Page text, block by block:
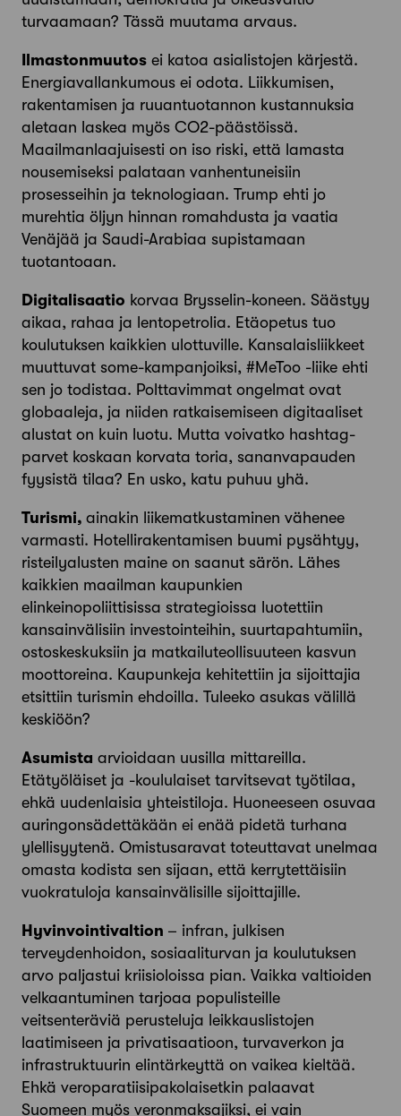
turvaamaan? Tässä muutama arvaus.
Ilmastonmuutos ei katoa asialistojen kärjestä.
Energiavallankumous ei odota. Liikkumisen,
rakentamisen ja ruuantuotannon kustannuksia
aletaan laskea myös CO2-päästöissä.
Maailmanlaajuisesti on iso riski, että lamasta
nousemiseksi palataan vanhentuneisiin
prosesseihin ja teknologiaan. Trump ehti jo
murehtia öljyn hinnan romahdusta ja vaatia
Venäjää ja Saudi-Arabiaa supistamaan
tuotantoaan.
Digitalisaatio korvaa Brysselin-koneen. Säästyy
aikaa, rahaa ja lentopetrolia. Etäopetus tuo
koulutuksen kaikkien ulottuville. Kansalaisliikkeet
muuttuvat some-kampanjoiksi, #MeToo -liike ehti
sen jo todistaa. Polttavimmat ongelmat ovat
globaaleja, ja niiden ratkaisemiseen digitaaliset
alustat on kuin luotu. Mutta voivatko hashtag-
parvet koskaan korvata toria, sananvapauden
fyysistä tilaa? En usko, katu puhuu yhä.
Turismi, ainakin liikematkustaminen vähenee
varmasti. Hotellirakentamisen buumi pysähtyy,
risteilyalusten maine on saanut särön. Lähes
kaikkien maailman kaupunkien
elinkeinopoliittisissa strategioissa luotettiin
kansainvälisiin investointeihin, suurtapahtumiin,
ostoskeskuksiin ja matkailuteollisuuteen kasvun
moottoreina. Kaupunkeja kehitettiin ja sijoittajia
etsittiin turismin ehdoilla. Tuleeko asukas välillä
keskiöön?
Asumista arvioidaan uusilla mittareilla.
Etätyöläiset ja -koululaiset tarvitsevat työtilaa,
ehkä uudenlaisia yhteistiloja. Huoneeseen osuvaa
auringonsädettäkään ei enää pidetä turhana
ylellisyytenä. Omistusaravat toteuttavat unelmaa
omasta kodista sen sijaan, että kerrytettäisiin
vuokratuloja kansainvälisille sijoittajille.
Hyvinvointivaltion – infran, julkisen
terveydenhoidon, sosiaaliturvan ja koulutuksen
arvo paljastui kriisioloissa pian. Vaikka valtioiden
velkaantuminen tarjoaa populisteille
veitsenteräviä perusteluja leikkauslistojen
laatimiseen ja privatisaatioon, turvaverkon ja
infrastruktuurin elintärkeyttä on vaikea kieltää.
Ehkä veroparatiisipakolaisetkin palaavat
Suomeen myös veronmaksajiksi, ei vain